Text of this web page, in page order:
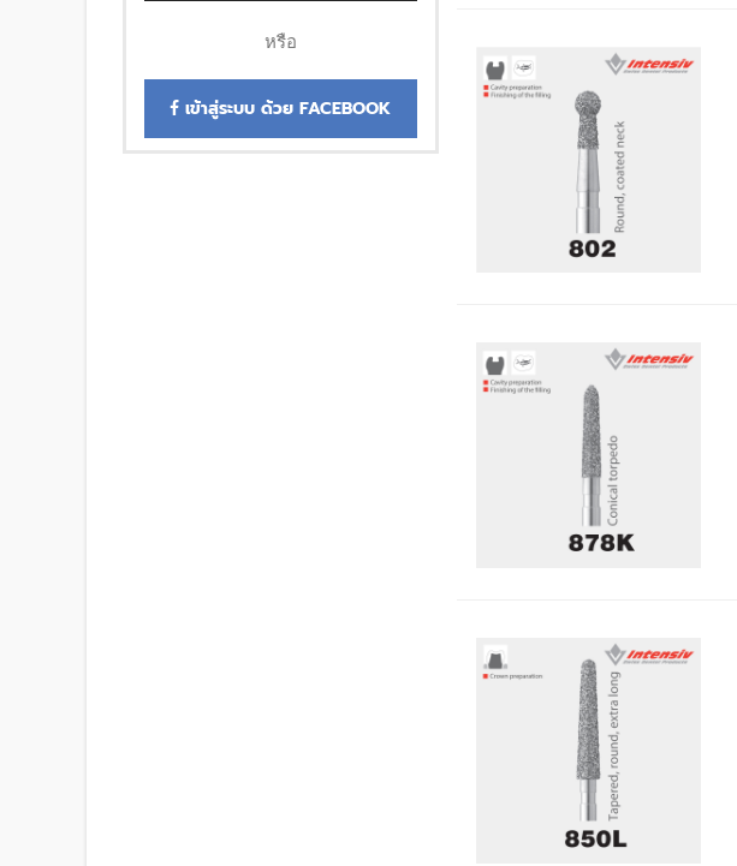
หรือ
เข้าสู่ระบบ ด้วย FACEBOOK